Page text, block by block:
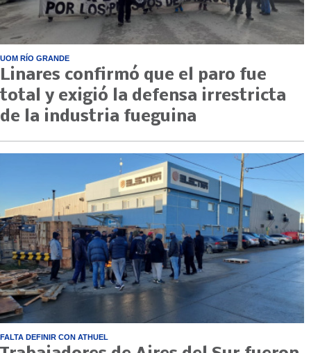
UOM RÍO GRANDE
Linares confirmó que el paro fue
total y exigió la defensa irrestricta
de la industria fueguina
FALTA DEFINIR CON ATHUEL